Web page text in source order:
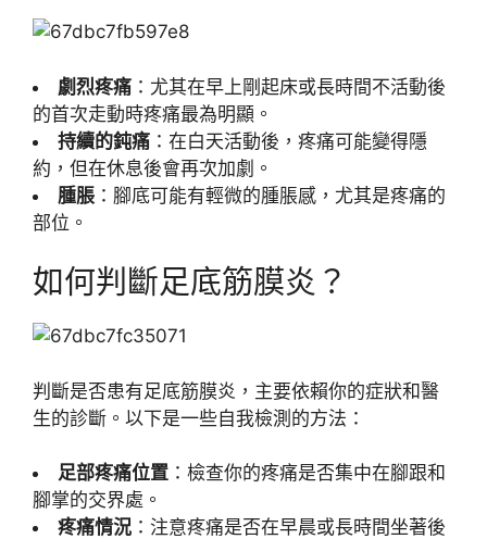
劇烈疼痛 ：尤其在早上剛起床或長時間不活動後
的首次走動時疼痛最為明顯。
持續的鈍痛 ：在白天活動後，疼痛可能變得隱
約，但在休息後會再次加劇。
腫脹 ：腳底可能有輕微的腫脹感，尤其是疼痛的
部位。
如何判斷足底筋膜炎？
判斷是否患有足底筋膜炎，主要依賴你的症狀和醫
生的診斷。以下是一些自我檢測的方法：
足部疼痛位置 ：檢查你的疼痛是否集中在腳跟和
腳掌的交界處。
疼痛情況 ：注意疼痛是否在早晨或長時間坐著後